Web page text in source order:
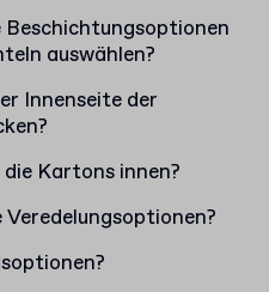
auswählen?
Innenseite der
Kartons innen?